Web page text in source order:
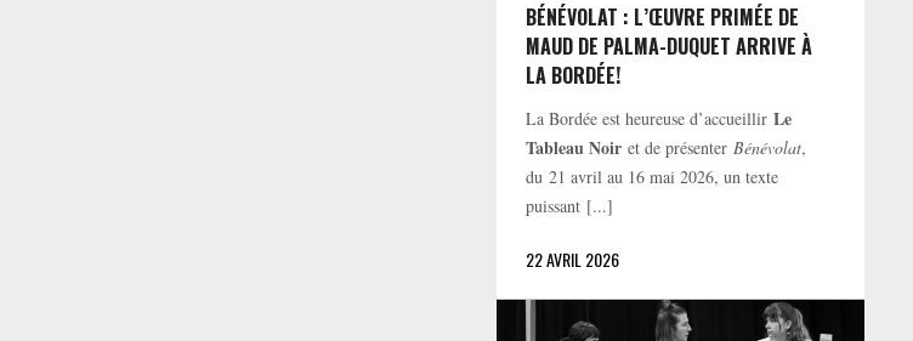
BÉNÉVOLAT : L’ŒUVRE PRIMÉE DE
MAUD DE PALMA-DUQUET ARRIVE À
LA BORDÉE!
La Bordée est heureuse d’accueillirLe
Tableau Noir et de présenterBénévolat,
du 21 avril au 16 mai 2026, un texte
puissant [...]
22 AVRIL 2026